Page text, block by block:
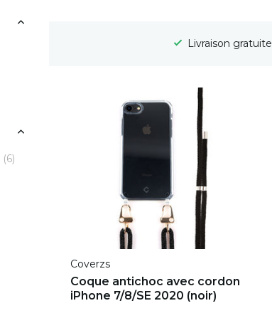
(6)
Livraison gratuite
Coverzs
Coque antichoc avec cordon
iPhone 7/8/SE 2020 (noir)